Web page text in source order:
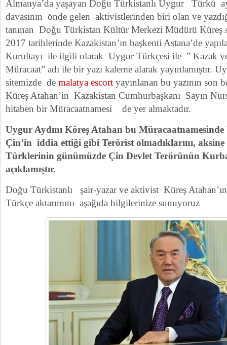
Almanya’da yaşayan Doğu Türkistanlı Uygur Türkü
davasının önde gelen aktivistlerinden biri olan ve
tanınan Doğu Türkistan Kültür Merkezi Müdürü Küreş
2017 tarihlerinde Kazakistan’ın başkenti Astana’de
Kurultayı ile ilgili olarak Uygur Türkçesi ile ” Kazak
Müracaat” adı ile bir yazı kaleme alarak yayınlamıştır.
sitemizde de malatya escort yayınlanan bu yazının son
Küreş Atahan’in Kazakistan Cumhurbaşkanı Sayın
hitaben bir Müracaatnamesi de yer almaktadır.
Uygur Aydını Köreş Atahan bu
Çin’in iddia ettiği gibi Terörist olmadıklarını,
Türklerinin günümüzde Çin Devlet Terörünün
açıklamıştır.
Doğu Türkistanlı şair-yazar ve aktivist Küreş
Türkçe aktarımını aşağıda bilgilerinize sunuyoruz